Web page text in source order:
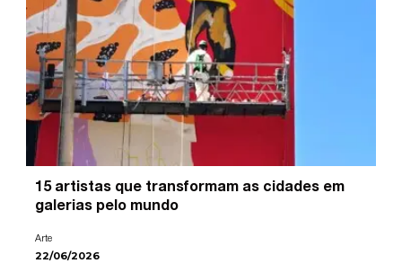
15 artistas que transformam as cidades em
galerias pelo mundo
Arte
22/06/2026